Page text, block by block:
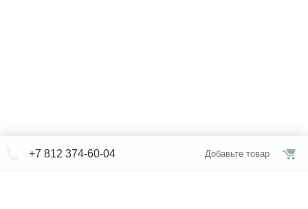
+7 812 374-60-04 Добавьте товар